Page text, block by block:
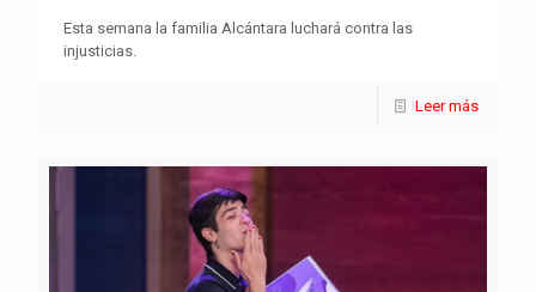
Esta semana la familia Alcántara luchará contra las
injusticias.
Leer más